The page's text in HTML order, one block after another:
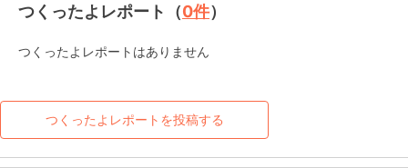
つくったよレポート（0件）
つくったよレポートはありません
つくったよレポートを投稿する